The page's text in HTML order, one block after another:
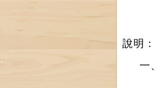
說明：
一、